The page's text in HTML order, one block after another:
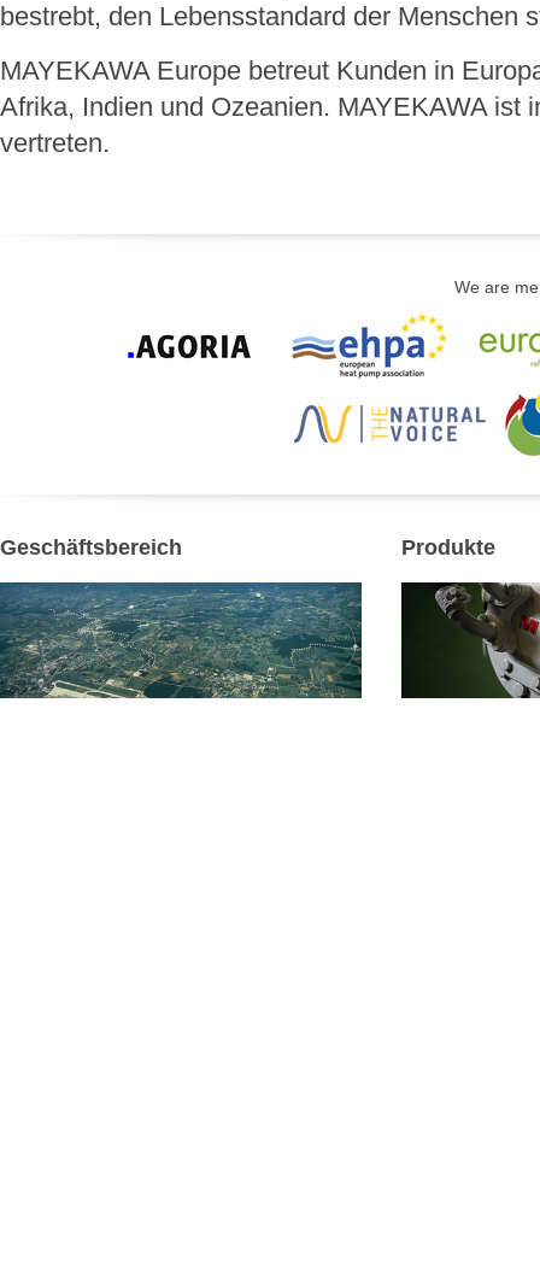
bestrebt, den Lebensstandard der Menschen
MAYEKAWA Europe betreut Kunden in
Afrika, Indien und Ozeanien. MAYEKAWA ist
vertreten.
We are
Geschäftsbereich Produkte